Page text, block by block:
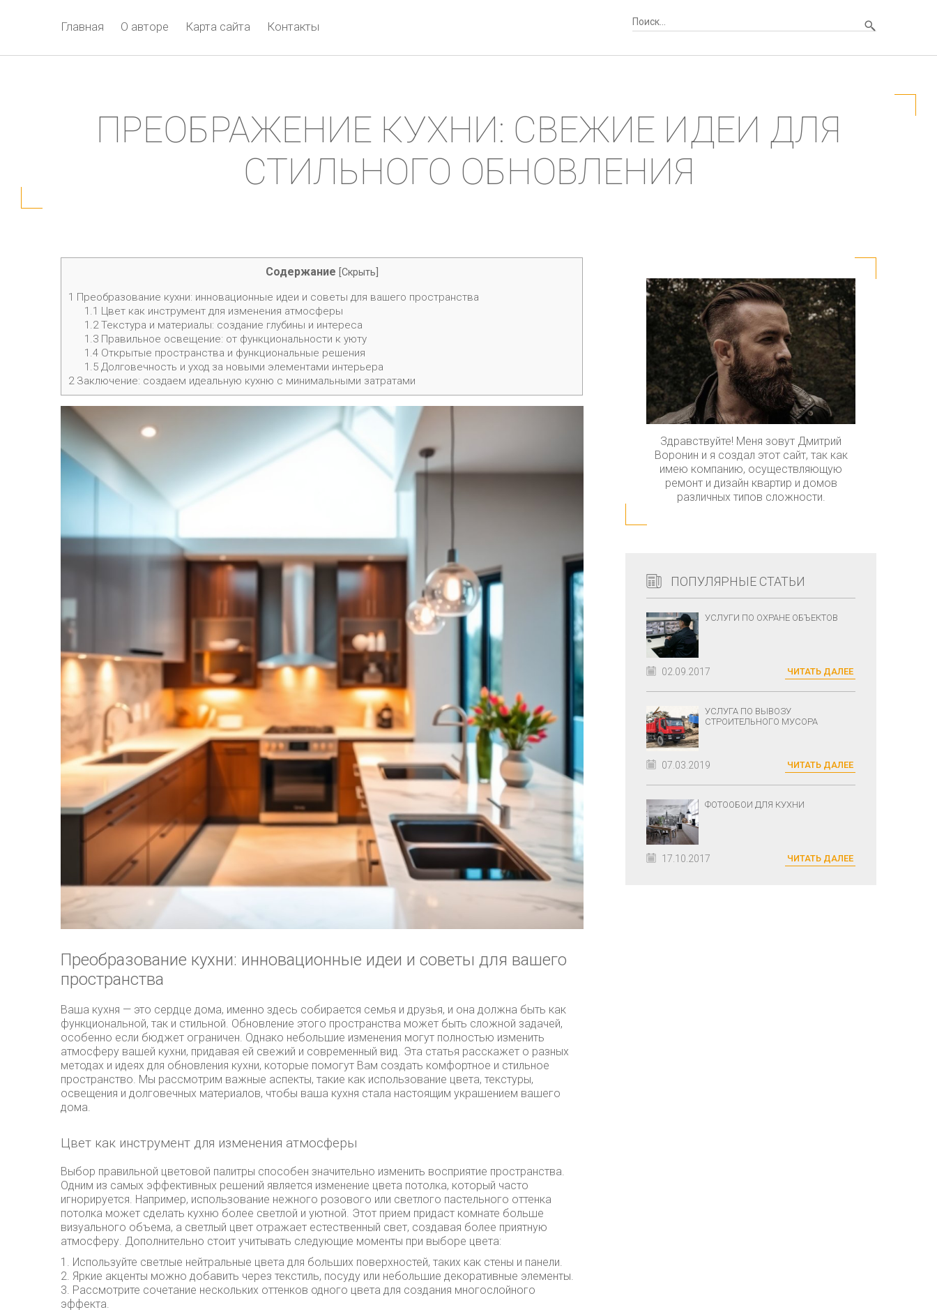
Главная О авторе Карта сайта Контакты
ПРЕОБРАЖЕНИЕ КУХНИ: СВЕЖИЕ ИДЕИ ДЛЯ
СТИЛЬНОГО ОБНОВЛЕНИЯ
Содержание Скрыть
1 Преобразование кухни: инновационные идеи и советы для вашего пространства
1.1 Цвет как инструмент для изменения атмосферы
1.2Текстура и материалы: создание глубины и интереса
1.3Правильное освещение: от функциональности к уюту
1.4Открытые пространства и функциональные решения
1.5Долговечность и уход за новыми элементами интерьера
2Заключение: создаем идеальную кухню с минимальными затратами
Преобразование кухни: инновационные идеи и советы для вашего
пространства
Ваша кухня — это сердце дома, именно здесь собирается семья и друзья, и она должна быть как
функциональной, так и стильной. Обновление этого пространства может быть сложной задачей,
особенно если бюджет ограничен. Однако небольшие изменения могут полностью изменить
атмосферу вашей кухни, придавая ей свежий и современный вид. Эта статья расскажет о разных
методах и идеях для обновления кухни, которые помогут Вам создать комфортное и стильное
пространство. Мы рассмотрим важные аспекты, такие как использование цвета, текстуры,
освещения и долговечных материалов, чтобы ваша кухня стала настоящим украшением вашего
дома.
Цвет как инструмент для изменения атмосферы
Выбор правильной цветовой палитры способен значительно изменить восприятие пространства.
Одним из самых эффективных решений является изменение цвета потолка, который часто
игнорируется. Например, использование нежного розового или светлого пастельного оттенка
потолка может сделать кухню более светлой и уютной. Этот прием придаст комнате больше
визуального объема, а светлый цвет отражает естественный свет, создавая более приятную
атмосферу. Дополнительно стоит учитывать следующие моменты при выборе цвета:
1. Используйте светлые нейтральные цвета для больших поверхностей, таких как стены и панели.
2. Яркие акценты можно добавить через текстиль, посуду или небольшие декоративные элементы.
3. Рассмотрите сочетание нескольких оттенков одного цвета для создания многослойного
эффекта.
Здравствуйте! Меня зовут Дмитрий
Воронин и я создал этот сайт, так как
имею компанию, осуществляющую
ремонт и дизайн квартир и домов
различных типов сложности.
ПОПУЛЯРНЫЕ СТАТЬИ
УСЛУГИ ПО ОХРАНЕ ОБЪЕКТОВ
02.09.2017 ЧИТАТЬ ДАЛЕЕ
УСЛУГА ПО ВЫВОЗУ
СТРОИТЕЛЬНОГО МУСОРА
07.03.2019 ЧИТАТЬ ДАЛЕЕ
ФОТООБОИ ДЛЯ КУХНИ
17.10.2017 ЧИТАТЬ ДАЛЕЕ